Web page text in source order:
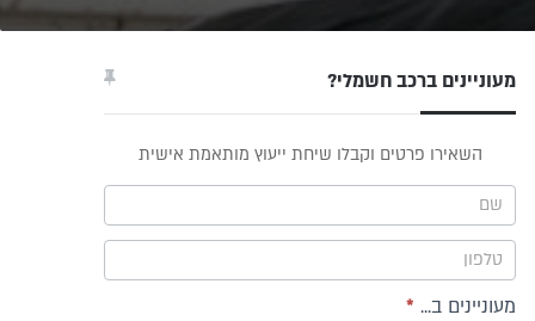
מעוניינים ברכב חשמלי?
השאירו פרטים וקבלו שיחת ייעוץ מותאמת אישית
מעוניינים ב... *